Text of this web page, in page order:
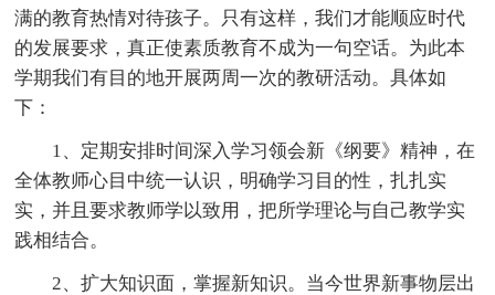
满的教育热情对待孩子。只有这样，我们才能顺应时代
的发展要求，真正使素质教育不成为一句空话。为此本
学期我们有目的地开展两周一次的教研活动。具体如
下：
1、定期安排时间深入学习领会新《纲要》精神，在
全体教师心目中统一认识，明确学习目的性，扎扎实
实，并且要求教师学以致用，把所学理论与自己教学实
践相结合。
2、扩大知识面，掌握新知识。当今世界新事物层出